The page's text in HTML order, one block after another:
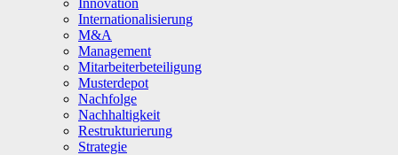
Innovation
Internationalisierung
M&A
Management
Mitarbeiterbeteiligung
Musterdepot
Nachfolge
Nachhaltigkeit
Restrukturierung
Strategie